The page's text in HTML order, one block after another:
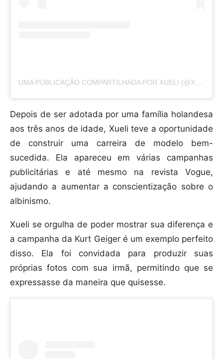
UMA PUBLICAÇÃO COMPARTILHADA POR XUELI (@XUELI_A)
Depois de ser adotada por uma família holandesa
aos três anos de idade, Xueli teve a oportunidade
de construir uma carreira de modelo bem-
sucedida. Ela apareceu em várias campanhas
publicitárias e até mesmo na revista Vogue,
ajudando a aumentar a conscientização sobre o
albinismo.
Xueli se orgulha de poder mostrar sua diferença e
a campanha da Kurt Geiger é um exemplo perfeito
disso. Ela foi convidada para produzir suas
próprias fotos com sua irmã, permitindo que se
expressasse da maneira que quisesse.